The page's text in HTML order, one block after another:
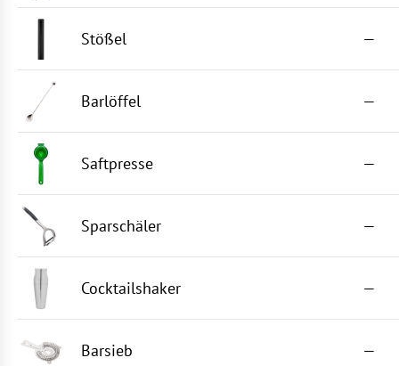
Stößel —
Barlöffel —
Saftpresse —
Sparschäler —
Cocktailshaker —
Barsieb —